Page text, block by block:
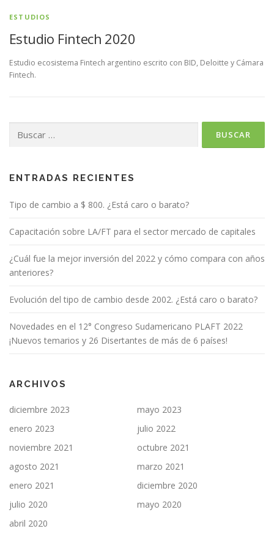
ESTUDIOS
Estudio Fintech 2020
Estudio ecosistema Fintech argentino escrito con BID, Deloitte y Cámara
Fintech.
ENTRADAS RECIENTES
Tipo de cambio a $ 800. ¿Está caro o barato?
Capacitación sobre LA/FT para el sector mercado de capitales
¿Cuál fue la mejor inversión del 2022 y cómo compara con años
anteriores?
Evolución del tipo de cambio desde 2002. ¿Está caro o barato?
Novedades en el 12° Congreso Sudamericano PLAFT 2022
¡Nuevos temarios y 26 Disertantes de más de 6 países!
ARCHIVOS
diciembre 2023
mayo 2023
enero 2023
julio 2022
noviembre 2021
octubre 2021
agosto 2021
marzo 2021
enero 2021
diciembre 2020
julio 2020
mayo 2020
abril 2020